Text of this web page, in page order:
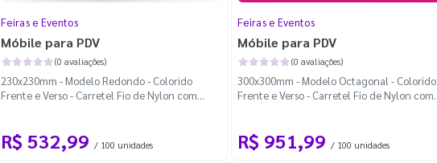
Feiras e Eventos
Móbile para PDV
(0 avaliações)
230x230mm - Modelo Redondo - Colorido
Frente e Verso - Carretel Fio de Nylon com
R$ 532,99 / 100 unidades
Feiras e Eventos
Móbile para PDV
(0 avaliações)
300x300mm - Modelo Octagonal - Colorido
Frente e Verso - Carretel Fio de Nylon com
R$ 951,99 / 100 unidades